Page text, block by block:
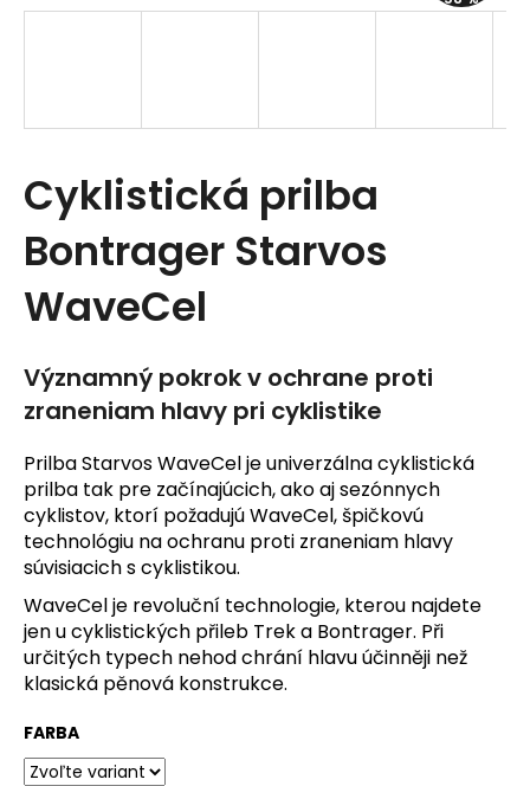
Cyklistická prilba
Bontrager Starvos
WaveCel
Významný pokrok v ochrane proti
zraneniam hlavy pri cyklistike
Prilba Starvos WaveCel je univerzálna cyklistická
prilba tak pre začínajúcich, ako aj sezónnych
cyklistov, ktorí požadujú WaveCel, špičkovú
technológiu na ochranu proti zraneniam hlavy
súvisiacich s cyklistikou.
WaveCel je revoluční technologie, kterou najdete
jen u cyklistických přileb Trek a Bontrager. Při
určitých typech nehod chrání hlavu účinněji než
klasická pěnová konstrukce.
FARBA
j
s
ť
?
HĽADAŤ
O
d
p
o
r
ú
č